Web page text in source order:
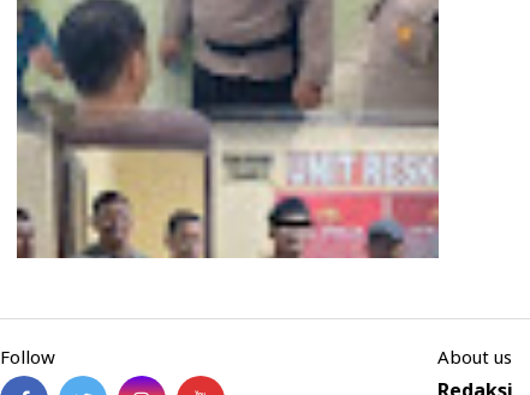
Momen Natal, Danpomdam I/BB Berbagi
Kasih Kepada Anak Panti Asuhan Kasih
Setya
Respon Cepat Pos Personil PAM Nataru,
Follow About us